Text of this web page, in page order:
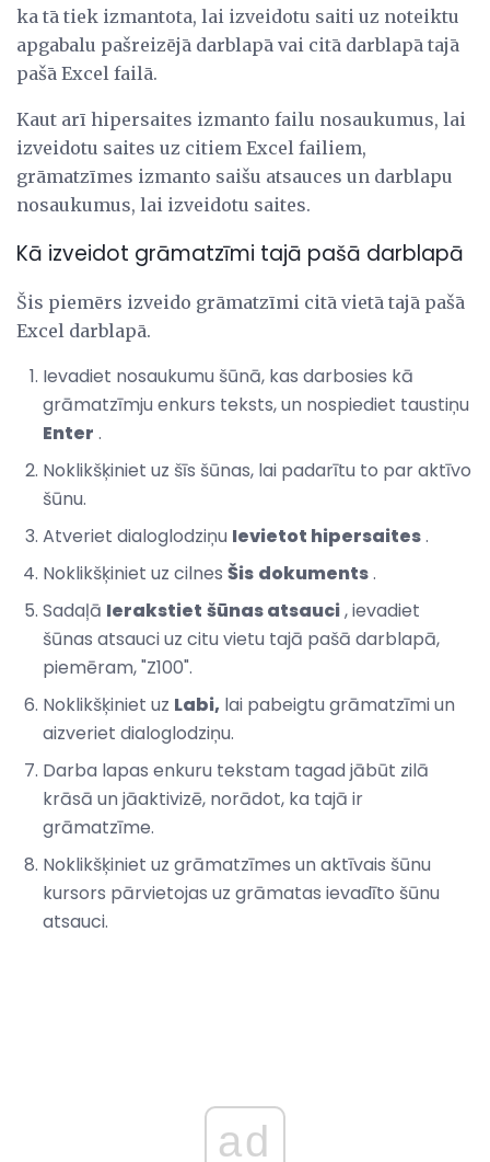
ka tā tiek izmantota, lai izveidotu saiti uz noteiktu
apgabalu pašreizējā darblapā vai citā darblapā tajā
pašā Excel failā.
Kaut arī hipersaites izmanto failu nosaukumus, lai
izveidotu saites uz citiem Excel failiem,
grāmatzīmes izmanto saišu atsauces un darblapu
nosaukumus, lai izveidotu saites.
Kā izveidot grāmatzīmi tajā pašā darblapā
Šis piemērs izveido grāmatzīmi citā vietā tajā pašā
Excel darblapā.
Ievadiet nosaukumu šūnā, kas darbosies kā
grāmatzīmju enkurs teksts, un nospiediet taustiņu
Enter .
Noklikšķiniet uz šīs šūnas, lai padarītu to par aktīvo
šūnu.
Atveriet dialoglodziņu Ievietot hipersaites.
Noklikšķiniet uz cilnes Šis dokuments.
Sadaļā Ierakstiet šūnas atsauci, ievadiet
šūnas atsauci uz citu vietu tajā pašā darblapā,
piemēram, "Z100".
Noklikšķiniet uz Labi, lai pabeigtu grāmatzīmi un
aizveriet dialoglodziņu.
Darba lapas enkuru tekstam tagad jābūt zilā
krāsā un jāaktivizē, norādot, ka tajā ir
grāmatzīme.
Noklikšķiniet uz grāmatzīmes un aktīvais šūnu
kursors pārvietojas uz grāmatas ievadīto šūnu
atsauci.
ad